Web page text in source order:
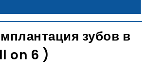
зубов в
on 6 )